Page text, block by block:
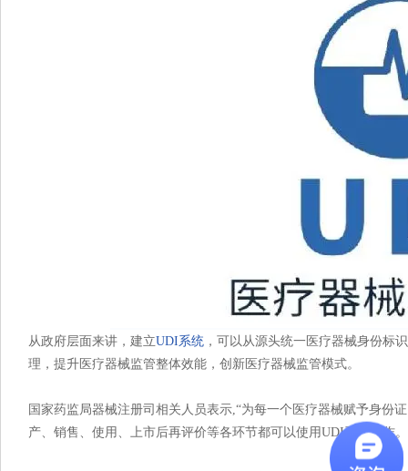
从政府层面来讲，建立UDI系统 ，可以从源头统一医疗器械身份标
理，提升医疗器械监管整体效能，创新医疗器械监管模式。
国家药监局器械注册司相关人员表示,“为每一个医疗器械赋予身份
产、销售、使用、上市后再评价等各环节都可以使用UDI开展工作